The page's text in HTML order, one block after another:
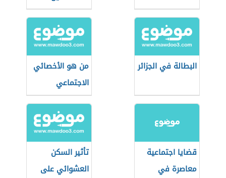
البطالة في الجزائر
من هو الأخصائي
الاجتماعي
قضايا اجتماعية
معاصرة في
تأثير السكن
العشوائي على